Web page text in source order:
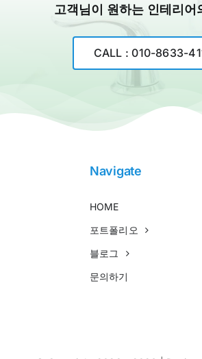
고객님이 원하는 인테리어
CALL : 010-8633-
Navigate
HOME
포트폴리오
블로그
문의하기